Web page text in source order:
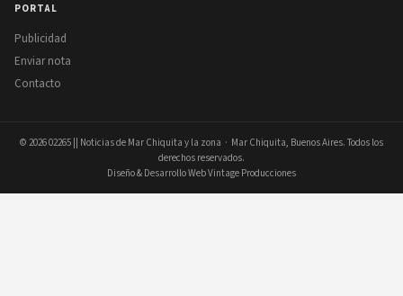
PORTAL
Publicidad
Enviar nota
Contacto
© 202602265 || Noticias de Mar Chiquita y la zona · Mar Chiquita, Buenos Aires. Todos los
derechos reservados.
Diseño & Desarrollo Web Vintage Producciones